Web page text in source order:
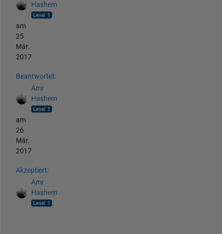
Hashem
am
25
Mär.
2017
Beantwortet:
Amr
Hashem
am
26
Mär.
2017
Akzeptiert:
Amr
Hashem